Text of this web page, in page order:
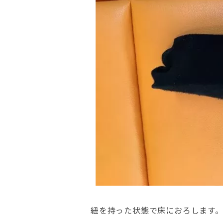
紐を持った状態で床におろします。